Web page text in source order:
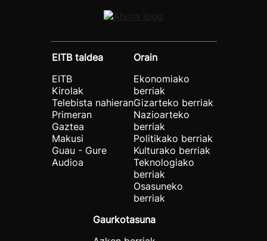
EITB taldea
EITB
Kirolak
Telebista nahieran
Primeran
Gaztea
Makusi
Guau - Gure
Audioa
Orain
Ekonomiako
berriak
Gizarteko berriak
Nazioarteko
berriak
Politikako berriak
Kulturako berriak
Teknologiako
berriak
Osasuneko
berriak
Gaurkotasuna